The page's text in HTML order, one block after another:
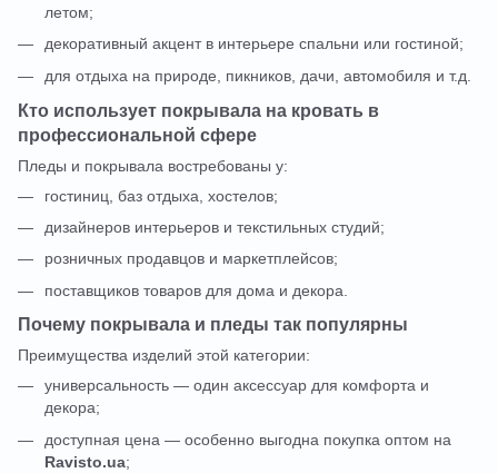
летом;
декоративный акцент в интерьере спальни или гостиной;
для отдыха на природе, пикников, дачи, автомобиля и т.д.
Кто использует покрывала на кровать в
профессиональной сфере
Пледы и покрывала востребованы у:
гостиниц, баз отдыха, хостелов;
дизайнеров интерьеров и текстильных студий;
розничных продавцов и маркетплейсов;
поставщиков товаров для дома и декора.
Почему покрывала и пледы так популярны
Преимущества изделий этой категории:
универсальность — один аксессуар для комфорта и
декора;
доступная цена — особенно выгодна покупка оптом на
Ravisto.ua;